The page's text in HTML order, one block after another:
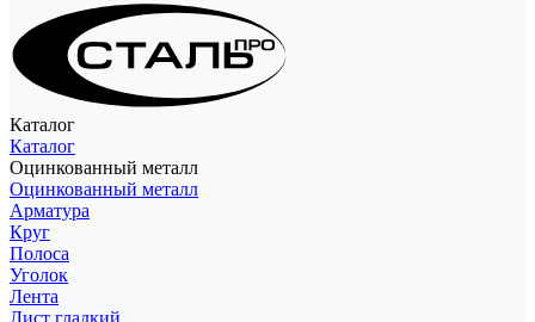
Каталог
Каталог
Оцинкованный металл
Оцинкованный металл
Арматура
Круг
Полоса
Уголок
Лента
Лист гладкий